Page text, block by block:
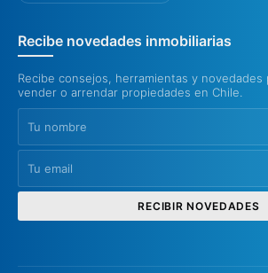
Recibe novedades inmobiliarias
Recibe consejos, herramientas y novedades
vender o arrendar propiedades en Chile.
RECIBIR NOVEDADES